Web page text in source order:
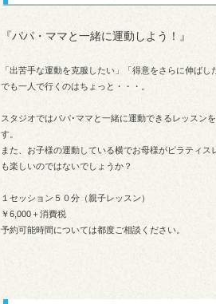
『パパ・ママと一緒に運動しよう！』
「出苦手な運動を克服したい」「得意をさらに伸ばし
でも一人で行くのはちょっと・・・。
スタジオではパパ･ママと一緒に運動できるレッスン
す。
また、お子様の運動している横でお母様がピラティス
も楽しいのではないでしょうか？
１セッション５０分（親子レッスン）
￥6,000＋消費税
予約可能時間については都度ご相談ください。